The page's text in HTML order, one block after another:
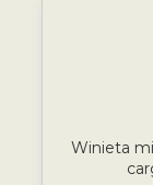
Winieta